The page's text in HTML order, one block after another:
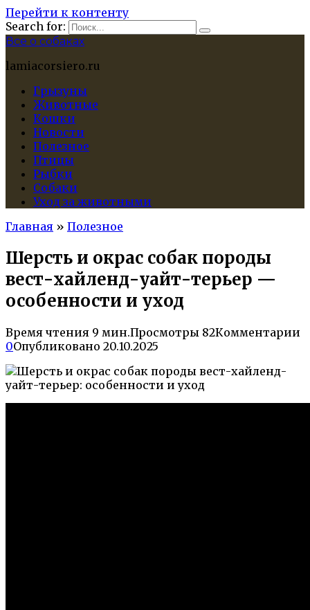
Перейти к контенту
Search for:
Все о собаках
lamiacorsiero.ru
Грызуны
Животные
Кошки
Новости
Полезное
Птицы
Рыбки
Собаки
Уход за животными
Главная » Полезное
Шерсть и окрас собак породы
вест-хайленд-уайт-терьер —
особенности и уход
Время чтения 9 мин.Просмотры 82Комментарии
0Опубликовано 20.10.2025